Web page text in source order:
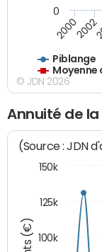
Piblange
20002002
0
© JDN 2026
Annuité de
(Source : JDN
100k
125k
150k